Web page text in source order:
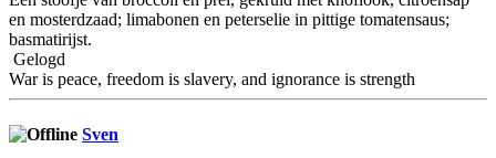
en mosterdzaad; limabonen en peterselie in pittige tomatensaus;
basmatirijst.
Gelogd
War is peace, freedom is slavery, and ignorance is strength
Sven